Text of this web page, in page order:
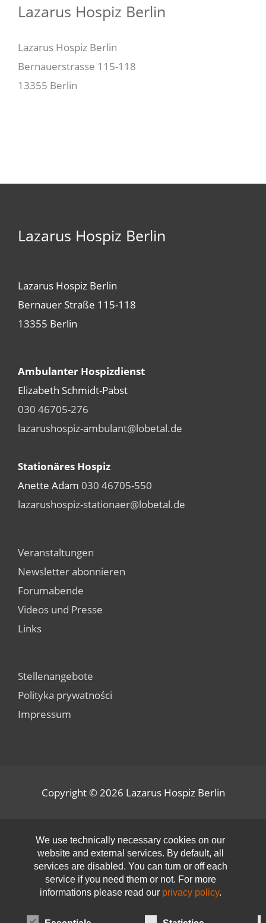
Lazarus Hospiz Berlin
Lazarus Hospiz Berlin
Bernauerstrasse 115-118
13355 Berlin
Lazarus Hospiz Berlin
Lazarus Hospiz Berlin
Bernauer Straße 115-118
13355 Berlin
Ambulanter Hospizdienst
Elizabeth Schmidt-Pabst
030 46705-276
lazarushospiz-ambulant@lobetal.de
Stationäres Hospiz
Anette Adam 030 46705-550
lazarushospiz-stationaer@lobetal.de
Veranstaltungen
Newsletter abonnieren
Forumabende
Videos und Presse
Links
Stellenangebote
Polityka prywatności
Impressum
Copyright © 2026 Lazarus Hospiz Berlin
Open toolbar
We use technically necessary cookies on our
website and external services. By default, all
services are disabled. You can turn or off each
service if you need them or not. For more
informations please read our privacy policy.